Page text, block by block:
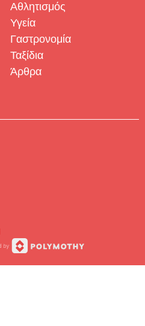
Αθλητισμός
Υγεία
Γαστρονομία
Ταξίδια
Άρθρα